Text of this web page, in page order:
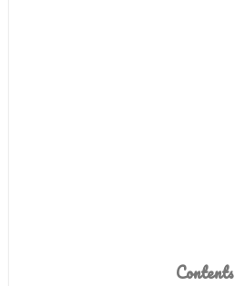
Contents